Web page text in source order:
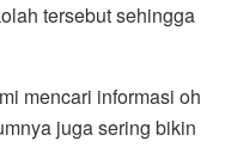
tersebut sehingga
mencari informasi oh
juga sering bikin